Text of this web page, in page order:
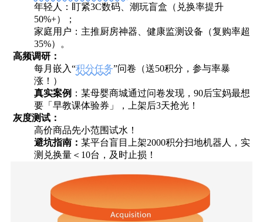
‌年轻人‌：盯紧3C数码、潮玩盲盒（兑换率提升
50%+）；
‌家庭用户‌：主推厨房神器、健康监测设备（复购率超
35%）。
高频调研‌：
每月嵌入“积分任务”问卷（送50积分，参与率暴
涨！）
真实案例‌ ：某母婴商城通过问卷发现，90后宝妈最想
要「早教课体验券」，上架后3天抢光！
灰度测试‌：
高价商品先小范围试水！
‌避坑指南‌： 某平台盲目上架2000积分扫地机器人，实
测兑换量＜10台，及时止损！